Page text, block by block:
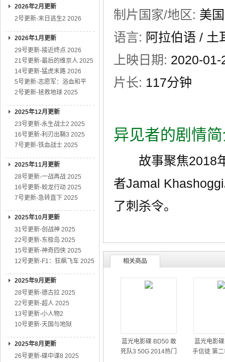
2026年2月更新
2号更新-末日逃生2 2026
2026年1月更新
29号更新-接近终点 2026
21号更新-最后的维京人 2025
14号更新-猛虎末路 2026
5号更新-志愿军：浴血和平
2号更新-拯救地球 2025
2025年12月更新
23号更新-永生战士2 2025
16号更新-利刃出鞘3 2025
7号更新-铁血战士 2025
2025年11月更新
28号更新-一战再战 2025
16号更新-蛟龙行动 2025
7号更新-急转直下 2025
2025年10月更新
31号更新-创战神 2025
22号更新-东极岛 2025
15号更新-神奇四侠 2025
12号更新-F1：狂飙飞车 2025
2025年9月更新
28号更新-德古拉 2025
22号更新-超人 2025
13号更新-小人物2
10号更新-天国与地狱
2025年8月更新
26号更新-碟中谍8 2025
制片国家/地区: 美国
语言: 阿拉伯语 / 土
上映日期: 2020-01-
片长: 117分钟
异见者的剧情
故事聚焦2018年
者Jamal
了刺杀令。
相关商品
蓝光电影碟 BD50 敢
死队3 50G 2014热门
蓝光电影
手信徒 第